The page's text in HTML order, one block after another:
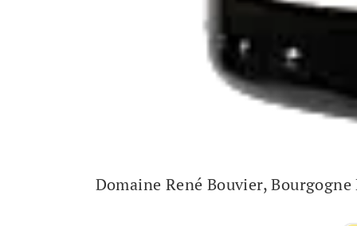
Domaine René Bouvier,